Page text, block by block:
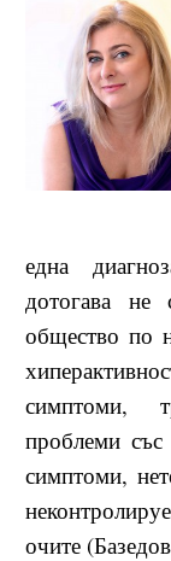
една
дотогава не
общество по
симптоми,
проблеми със
симптоми,
очите